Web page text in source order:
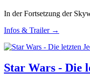
In der Fortsetzung der
Infos & Trailer →
Star Wars - Die